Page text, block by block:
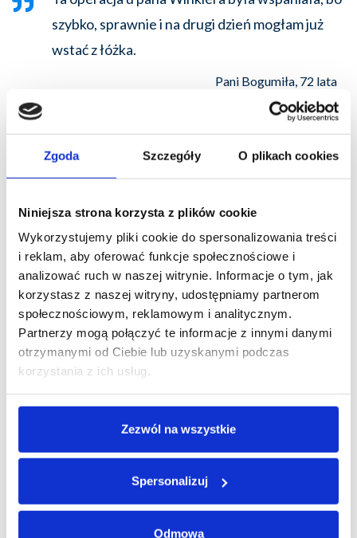
Zgoda Szczegóły O plikach cookies
Niniejsza strona korzysta z plików cookie
Wykorzystujemy pliki cookie do spersonalizowania treści
i reklam, aby oferować funkcje społecznościowe i
analizować ruch w naszej witrynie. Informacje o tym, jak
korzystasz z naszej witryny, udostępniamy partnerom
społecznościowym, reklamowym i analitycznym.
Partnerzy mogą połączyć te informacje z innymi danymi
otrzymanymi od Ciebie lub uzyskanymi podczas
korzystania z ich usług.
Zezwól na wszystkie
Spersonalizuj
Odmowa
szybko, sprawnie i na drugi dzień mogłam już
wstać z łóżka.
Pani Bogumiła, 72 lata
Trzeba się operować, bo wtedy człowiek ma
komfort chodzenia i po prostu życia.
Pani Barbara, 80 lat